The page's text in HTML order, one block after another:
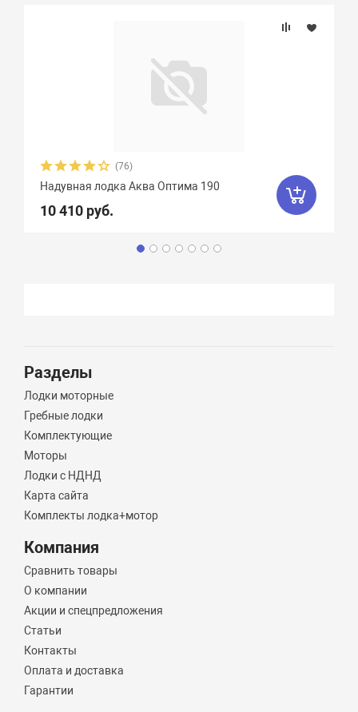
(76)
Надувная лодка Аква Оптима 190
10 410 руб.
Разделы
Лодки моторные
Гребные лодки
Комплектующие
Моторы
Лодки с НДНД
Карта сайта
Комплекты лодка+мотор
Компания
Сравнить товары
О компании
Акции и спецпредложения
Статьи
Контакты
Оплата и доставка
Гарантии